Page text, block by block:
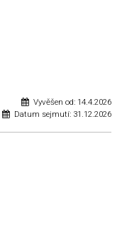
Vyvěšen od: 14.4.2026
Datum sejmutí: 31.12.2026